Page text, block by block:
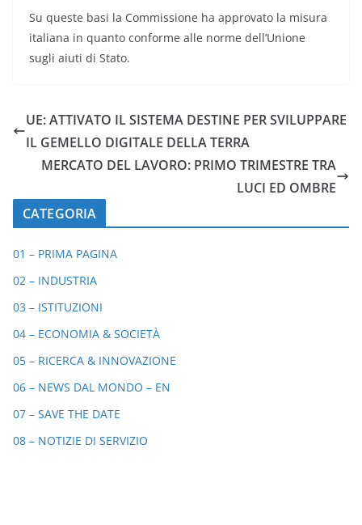
Su queste basi la Commissione ha approvato la misura
italiana in quanto conforme alle norme dell’Unione
sugli aiuti di Stato.
UE: ATTIVATO IL SISTEMA DESTINE PER SVILUPPARE
IL GEMELLO DIGITALE DELLA TERRA
MERCATO DEL LAVORO: PRIMO TRIMESTRE TRA
LUCI ED OMBRE
CATEGORIA
01 – PRIMA PAGINA
02 – INDUSTRIA
03 – ISTITUZIONI
04 – ECONOMIA & SOCIETÀ
05 – RICERCA & INNOVAZIONE
06 – NEWS DAL MONDO – EN
07 – SAVE THE DATE
08 – NOTIZIE DI SERVIZIO